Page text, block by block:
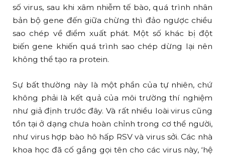
số virus, sau khi xâm nhiễm tế bào, quá trình nhân
bản bộ gene đến giữa chừng thì đảo ngược chiều
sao chép về điểm xuất phát. Một số khác bị đột
biến gene khiến quá trình sao chép dừng lại nên
không thể tạo ra protein.
Sự bất thường này là một phần của tự nhiên, chứ
không phải là kết quả của môi trường thí nghiệm
như giả định trước đây. Và rất nhiều loài virus cũng
tồn tại ở dạng chưa hoàn chỉnh trong cơ thể người,
như virus hợp bào hô hấp RSV và virus sởi. Các nhà
khoa học đã cố gắng gọi tên cho các virus này, ‘hệ